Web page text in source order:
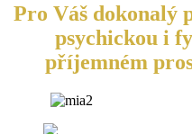
Pro Váš dokonalý
psychickou i
příjemném